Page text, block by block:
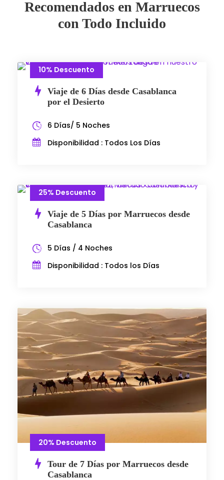
Recomendados en Marruecos
con Todo Incluido
10% Descuento
Viaje de 6 Días desde Casablanca
por el Desierto
6 Días/ 5 Noches
Disponibilidad : Todos Los Días
25% Descuento
Viaje de 5 Días por Marruecos desde
Casablanca
5 Días / 4 Noches
Disponibilidad : Todos los Días
20% Descuento
Tour de 7 Días por Marruecos desde
Casablanca